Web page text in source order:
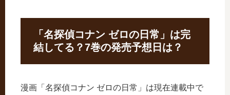
「名探偵コナン ゼロの日常」は完
結してる？7巻の発売予想日は？
漫画「名探偵コナン ゼロの日常」は現在連載中で